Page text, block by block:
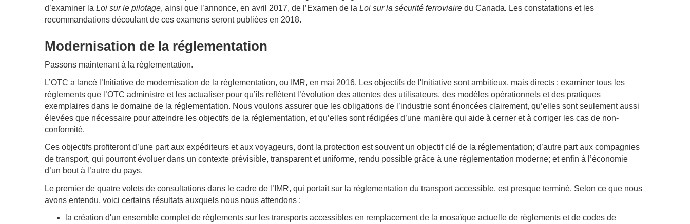
d’examiner la Loi sur le pilotage, ainsi que l’annonce, en avril 2017, de l’Examen de la Loi sur la sécurité ferroviaire du Canada. Les constatations et les
recommandations découlant de ces examens seront publiées en 2018.
Modernisation de la réglementation
Passons maintenant à la réglementation.
L’OTC a lancé l’Initiative de modernisation de la réglementation, ou IMR, en mai 2016. Les objectifs de l'Initiative sont ambitieux, mais directs : examiner tous les
règlements que l’OTC administre et les actualiser pour qu’ils reflètent l’évolution des attentes des utilisateurs, des modèles opérationnels et des pratiques
exemplaires dans le domaine de la réglementation. Nous voulons assurer que les obligations de l’industrie sont énoncées clairement, qu’elles sont seulement aussi
élevées que nécessaire pour atteindre les objectifs de la réglementation, et qu’elles sont rédigées d’une manière qui aide à cerner et à corriger les cas de non-
conformité.
Ces objectifs profiteront d’une part aux expéditeurs et aux voyageurs, dont la protection est souvent un objectif clé de la réglementation; d’autre part aux compagnies
de transport, qui pourront évoluer dans un contexte prévisible, transparent et uniforme, rendu possible grâce à une réglementation moderne; et enfin à l’économie
d’un bout à l’autre du pays.
Le premier de quatre volets de consultations dans le cadre de l’IMR, qui portait sur la réglementation du transport accessible, est presque terminé. Selon ce que nous
avons entendu, voici certains résultats auxquels nous nous attendons :
la création d'un ensemble complet de règlements sur les transports accessibles en remplacement de la mosaïque actuelle de règlements et de codes de